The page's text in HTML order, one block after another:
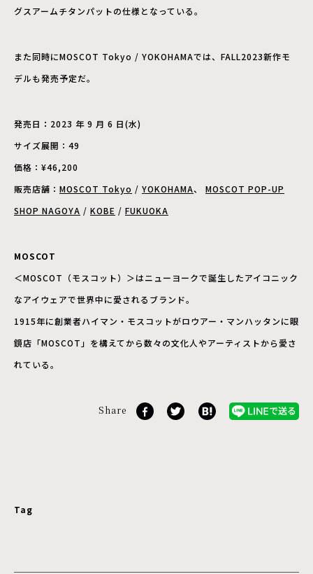
グスアームチタンパットの仕様となっている。
また同時にMOSCOT Tokyo / YOKOHAMAでは、FALL2023新作モ
デルも発売予定だ。
発売日 ： 2023 年 9 月 6 日(水)
サイズ展開：49
価格：¥46,200
販売店舗： MOSCOT Tokyo / YOKOHAMA、 MOSCOT POP-UP
SHOP NAGOYA / KOBE / FUKUOKA
MOSCOT
＜MOSCOT（モスコット）＞はニューヨークで誕生したアイコニック
なアイウェアで世界中に愛されるブランド。
1915年に創業者ハイマン・モスコットがロウアー・マンハッタンに眼
鏡店「MOSCOT」を構えてから数々の文化人やアーティストから愛さ
れている。
Share
Tag